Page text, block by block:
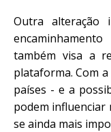
Outra alteração
também visa a
plataforma. Com
países - e a
podem
se ainda mais